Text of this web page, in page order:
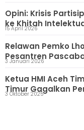
Opini: Krisis
ke Khitah
15 April 2026
Relawan Pemko
Pesantren
3 Januari 2026
Ketua HMI Aceh
Timur Gagalkan
3 Oktober 2025